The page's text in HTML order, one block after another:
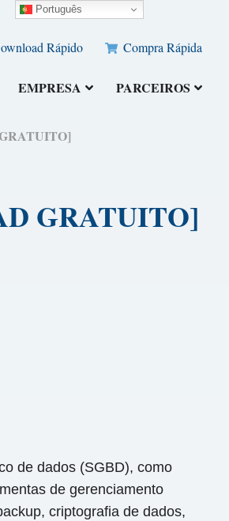
Rápido Compra Rápida
EMPRESA PARCEIROS
GRATUITO]
de dados (SGBD), como
de gerenciamento
criptografia de dados,
Português